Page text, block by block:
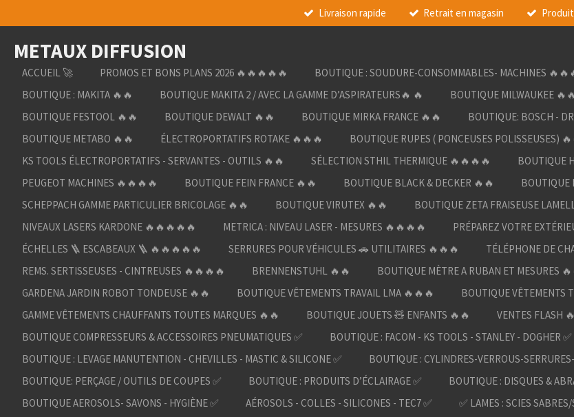
au
contenu
principal
Livraison rapide Retrait en magasin
METAUX DIFFUSION
ACCUEIL 🚀 PROMOS ET BONS PLANS 2026 🔥🔥🔥🔥🔥 BOUTIQUE : SOUDURE-CONSOMMABLES- MACHINES
BOUTIQUE : MAKITA 🔥🔥
BOUTIQUE MAKITA 2 / AVEC LA GAMME D’ASPIRATEURS🔥 🔥 BOUTIQUE MILWAUKEE 🔥🔥
BOUTIQUE FESTOOL 🔥🔥
BOUTIQUE DEWALT 🔥🔥 BOUTIQUE MIRKA FRANCE 🔥🔥 BOUTIQUE: BOSCH -
BOUTIQUE METABO 🔥🔥
ÉLECTROPORTATIFS ROTAKE 🔥🔥🔥 BOUTIQUE RUPES ( PONCEUSES POLISSEUSES)
KS TOOLS ÉLECTROPORTATIFS - SERVANTES - OUTILS 🔥🔥
SÉLECTION STHIL THERMIQUE 🔥🔥🔥🔥
BOUTIQUE
PEUGEOT MACHINES 🔥🔥🔥🔥
BOUTIQUE FEIN FRANCE 🔥🔥 BOUTIQUE BLACK & DECKER 🔥🔥 BOUTIQUE
SCHEPPACH GAMME PARTICULIER BRICOLAGE 🔥🔥
BOUTIQUE VIRUTEX 🔥🔥 BOUTIQUE ZETA FRAISEUSE
NIVEAUX LASERS KARDONE 🔥🔥🔥🔥🔥
METRICA : NIVEAU LASER - MESURES 🔥🔥🔥🔥 PRÉPAREZ VOTRE
ÉCHELLES 🪜 ESCABEAUX 🪜 🔥🔥🔥🔥🔥
SERRURES POUR VÉHICULES 🚗 UTILITAIRES 🔥🔥🔥 TÉLÉPHONE DE
REMS. SERTISSEUSES - CINTREUSES 🔥🔥🔥🔥
BRENNENSTUHL 🔥🔥 BOUTIQUE MÈTRE A RUBAN ET MESURES
GARDENA JARDIN ROBOT TONDEUSE 🔥🔥
BOUTIQUE VÊTEMENTS TRAVAIL LMA 🔥🔥🔥
BOUTIQUE VÊTEMENTS
GAMME VÊTEMENTS CHAUFFANTS TOUTES MARQUES 🔥🔥
BOUTIQUE JOUETS 🧸 ENFANTS 🔥🔥 VENTES FLASH
BOUTIQUE COMPRESSEURS & ACCESSOIRES PNEUMATIQUES ✅
BOUTIQUE : FACOM - KS TOOLS - STANLEY - DOGHER ✅
BOUTIQUE : LEVAGE MANUTENTION - CHEVILLES - MASTIC & SILICONE ✅
BOUTIQUE : CYLINDRES-VERROUS-
BOUTIQUE: PERÇAGE / OUTILS DE COUPES ✅
BOUTIQUE : PRODUITS D’ÉCLAIRAGE ✅ BOUTIQUE : DISQUES &
BOUTIQUE AEROSOLS- SAVONS - HYGIÈNE ✅
AÉROSOLS - COLLES - SILICONES - TEC7 ✅
✅ LAMES : SCIES